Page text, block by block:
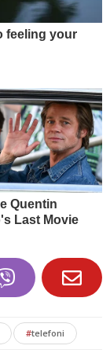
#telefoni